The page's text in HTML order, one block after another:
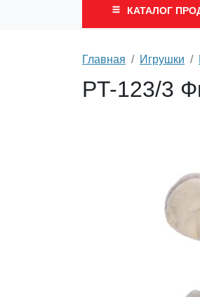
КАТАЛОГ
Главная Игрушки
PT-123/3